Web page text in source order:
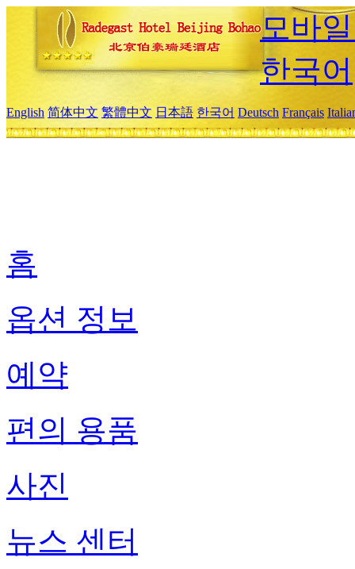
모바
한국어
English 简体中文 繁體中文 日本語 한국어 Deutsch Français
홈
옵션 정보
예약
편의 용품
사진
뉴스 센터